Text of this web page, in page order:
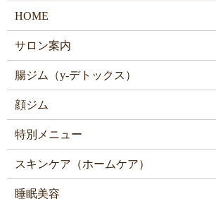
HOME
サロン案内
腸ジム（y-デトックス）
顔ジム
特別メニュー
スキンケア（ホームケア）
睡眠美容